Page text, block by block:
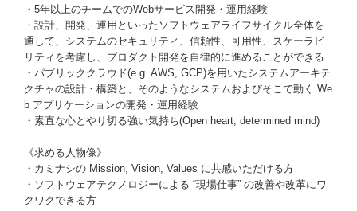
・5年以上のチームでのWebサービス開発・運用経験
・設計、開発、運用といったソフトウェアライフサイクル全体を
通して、システムのセキュリティ、信頼性、可用性、スケーラビ
リティを考慮し、プロダクト開発を自律的に進めることができる
・パブリッククラウド(e.g. AWS, GCP)を用いたシステムアーキテ
クチャの設計・構築と、そのようなシステムおよびそこで動く We
b アプリケーションの開発・運用経験
・素直な心とやり切る強い気持ち(Open heart, determined mind)
《求める人物像》
・カミナシの Mission, Vision, Values に共感いただける方
・ソフトウェアテクノロジーによる “現場仕事” の改善や改革にワ
クワクできる方